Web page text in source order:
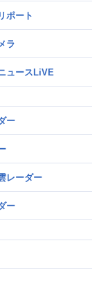
ポート
ラ
ュースLiVE
ー
レーダー
ー